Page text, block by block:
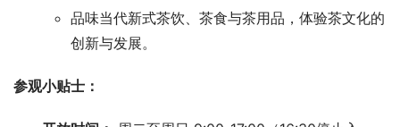
品味当代新式茶饮、茶食与茶用品，体验茶文化的
创新与发展。
参观小贴士：